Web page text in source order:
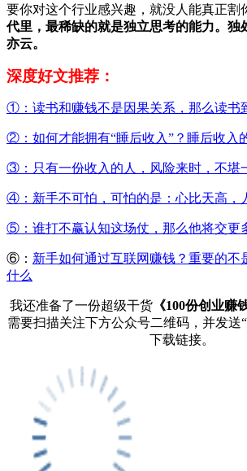
要你对这个行业感兴趣，就没人能真正割
代里，最稀缺的就是独立思考的能力。独
亦云。
深度好文推荐：
①：读书和赚钱不是因果关系，那么读书
②：如何才能拥有“睡后收入”？睡后收入
③：只有一份收入的人，风险来时，不堪
④：新手不可怕，可怕的是：心比天高，
⑤：谁打不赢认知这场仗，那么他将交更
⑥： 新手如何通过互联网赚钱？重要的不
什么
我还准备了一份超级干货 《100份创业赚
需要扫描关注下方公众号二维码，并发送“
下载链接。